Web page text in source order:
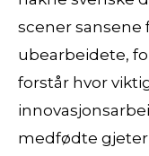
scener sansene
ubearbeidete,
forstår hvor
medfødte